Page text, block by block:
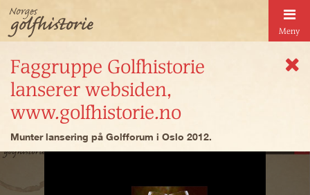
Meny
Faggruppe Golfhistorie
lanserer websiden,
www.golfhistorie.no
Munter lansering på Golfforum i Oslo 2012.